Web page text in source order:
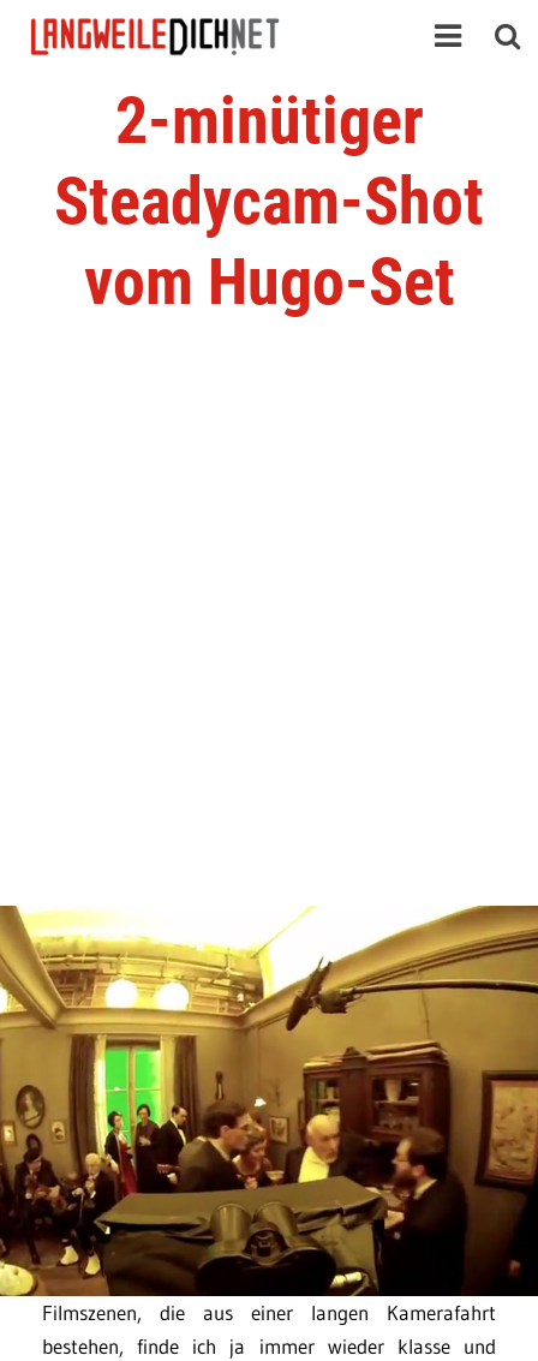
2-minütiger
Steadycam-Shot
vom Hugo-Set
Filmszenen, die aus einer langen Kamerafahrt
bestehen, finde ich ja immer wieder klasse und